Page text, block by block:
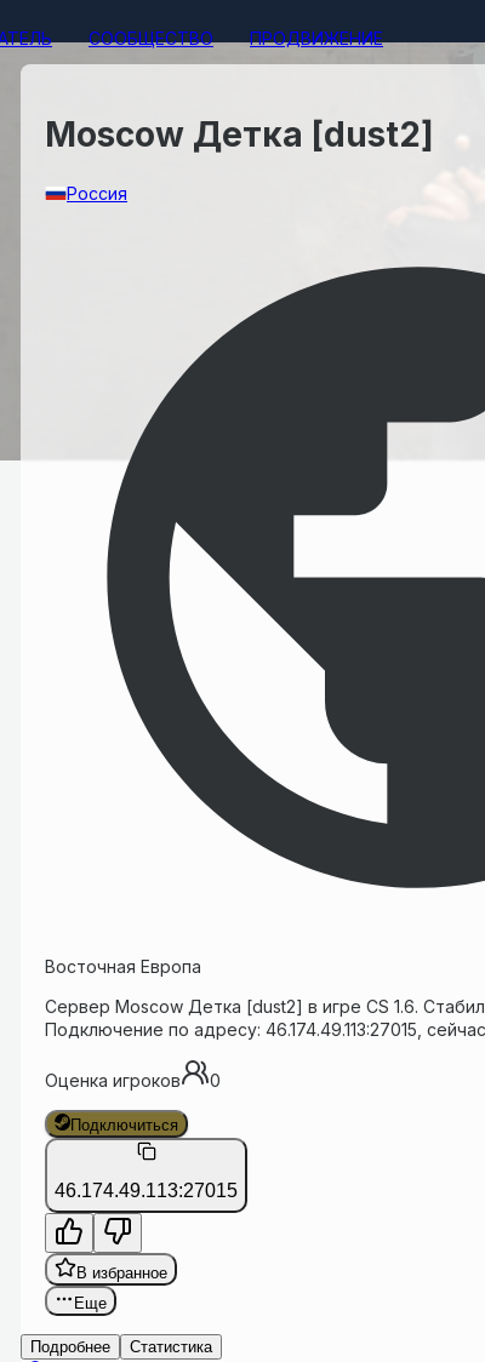
СООБЩЕСТВО ПРОДВИЖЕНИЕ
Moscow Детка [dust2]
Россия
Восточная Европа
Сервер Moscow Детка [dust2] в игре CS 1.6.
Подключение по адресу: 46.174.49.113:27015,
Оценка игроков 0
Подключиться
46.174.49.113:27015
В избранное
Еще
Подробнее Статистика